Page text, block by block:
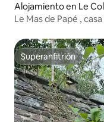
Alojamiento en Le
Le Mas de Papé ,
Superanfitrión
Superanfitrión